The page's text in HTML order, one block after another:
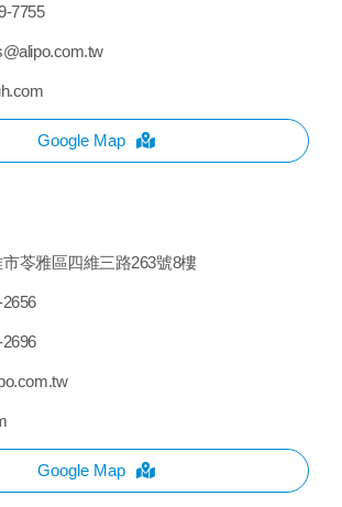
7755
Google Map
苓雅區四維三路263號8樓
Google Map